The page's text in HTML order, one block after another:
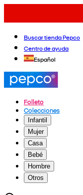
Buscar tienda Pepco
Centro de ayuda
Español
Folleto
Colecciones
Infantil
Mujer
Casa
Bebé
Hombre
Otros